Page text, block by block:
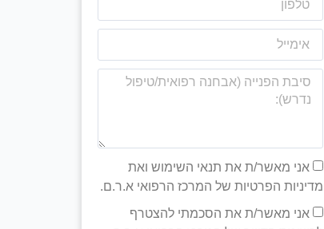
אני מאשר/ת את תנאי השימוש ואת
מדיניות הפרטיות של המרכז הרפואי א.ר.ם.
אני מאשר/ת את הסכמתי להצטרף